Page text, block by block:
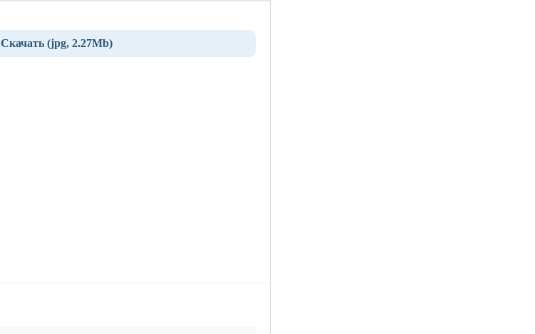
Скачать (jpg, 2.27Mb)